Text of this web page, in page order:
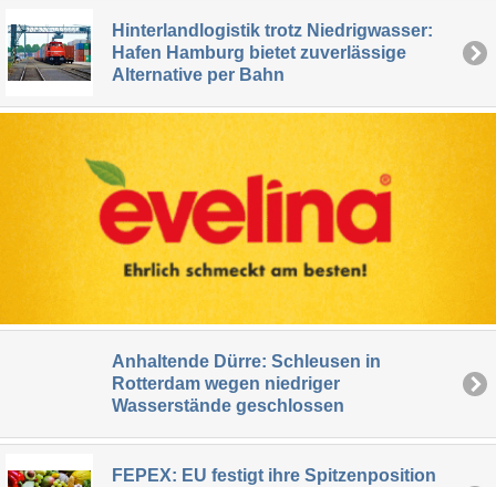
Hinterlandlogistik trotz Niedrigwasser:
Hafen Hamburg bietet zuverlässige
Alternative per Bahn
Anhaltende Dürre: Schleusen in
Rotterdam wegen niedriger
Wasserstände geschlossen
FEPEX: EU festigt ihre Spitzenposition